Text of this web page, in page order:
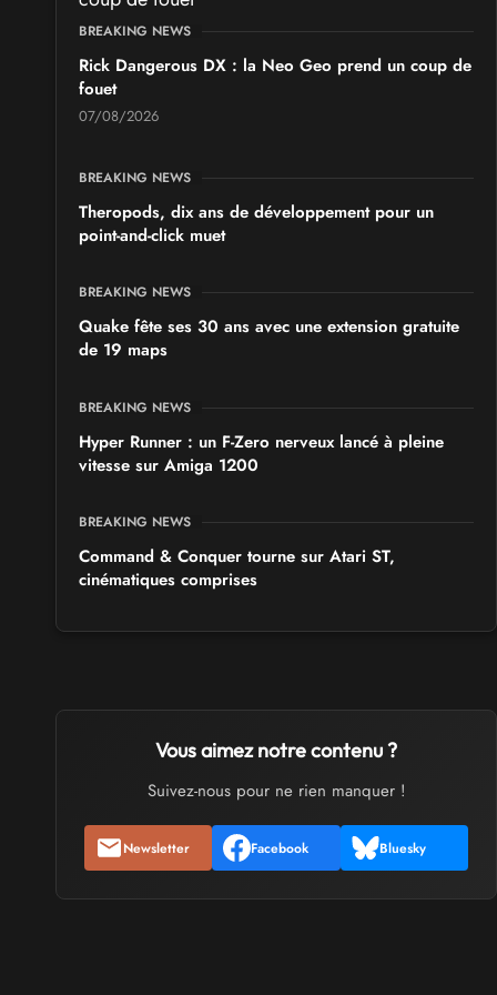
GeekNIID 2026
les 19 et 20 septembre 2026 - à Grigny
SALONS & CONVENTIONS GEEKS
Japan Manga Wave Colmar 2026
BREAKING NEWS
Rick Dangerous DX : la Neo Geo prend un coup de
fouet
07/08/2026
BREAKING NEWS
Theropods, dix ans de développement pour un
point-and-click muet
BREAKING NEWS
Quake fête ses 30 ans avec une extension gratuite
de 19 maps
BREAKING NEWS
Hyper Runner : un F-Zero nerveux lancé à pleine
vitesse sur Amiga 1200
BREAKING NEWS
Command & Conquer tourne sur Atari ST,
cinématiques comprises
Vous aimez notre contenu ?
Suivez-nous pour ne rien manquer !
Newsletter Facebook Bluesky